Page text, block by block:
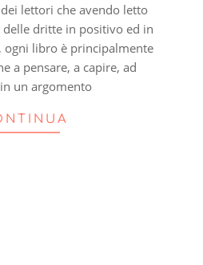
lettori che avendo letto
dritte in positivo ed in
ogni libro è principalmente
a pensare, a capire, ad
un argomento